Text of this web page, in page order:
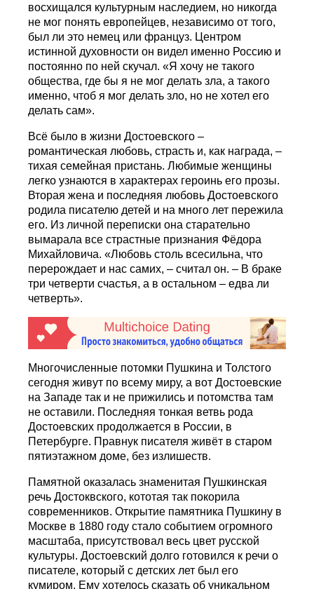
восхищался культурным наследием, но никогда
не мог понять европейцев, независимо от того,
был ли это немец или француз. Центром
истинной духовности он видел именно Россию и
постоянно по ней скучал. «Я хочу не такого
общества, где бы я не мог делать зла, а такого
именно, чтоб я мог делать зло, но не хотел его
делать сам».
Всё было в жизни Достоевского –
романтическая любовь, страсть и, как награда, –
тихая семейная пристань. Любимые женщины
легко узнаются в характерах героинь его прозы.
Вторая жена и последняя любовь Достоевского
родила писателю детей и на много лет пережила
его. Из личной переписки она старательно
вымарала все страстные признания Фёдора
Михайловича. «Любовь столь всесильна, что
перерождает и нас самих, – считал он. – В браке
три четверти счастья, а в остальном – едва ли
четверть».
Многочисленные потомки Пушкина и Толстого
сегодня живут по всему миру, а вот Достоевские
на Западе так и не прижились и потомства там
не оставили. Последняя тонкая ветвь рода
Достоевских продолжается в России, в
Петербурге. Правнук писателя живёт в старом
пятиэтажном доме, без излишеств.
Памятной оказалась знаменитая Пушкинская
речь Достоквского, кототая так покорила
современников. Открытие памятника Пушкину в
Москве в 1880 году стало событием огромного
масштаба, присутствовал весь цвет русской
культуры. Достоевский долго готовился к речи о
писателе, который с детских лет был его
кумиром. Ему хотелось сказать об уникальном